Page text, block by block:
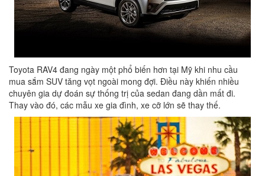
Toyota RAV4 đang ngày một phổ biến hơn tại Mỹ khi nhu cầu
mua sắm SUV tăng vọt ngoài mong đợi. Điều này khiến nhiều
chuyên gia dự đoán sự thống trị của sedan đang dần mất đi.
Thay vào đó, các mẫu xe gia đình, xe cỡ lớn sẽ thay thế.